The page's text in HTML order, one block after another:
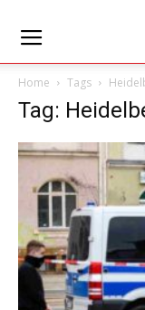
Home Tags
Tag: